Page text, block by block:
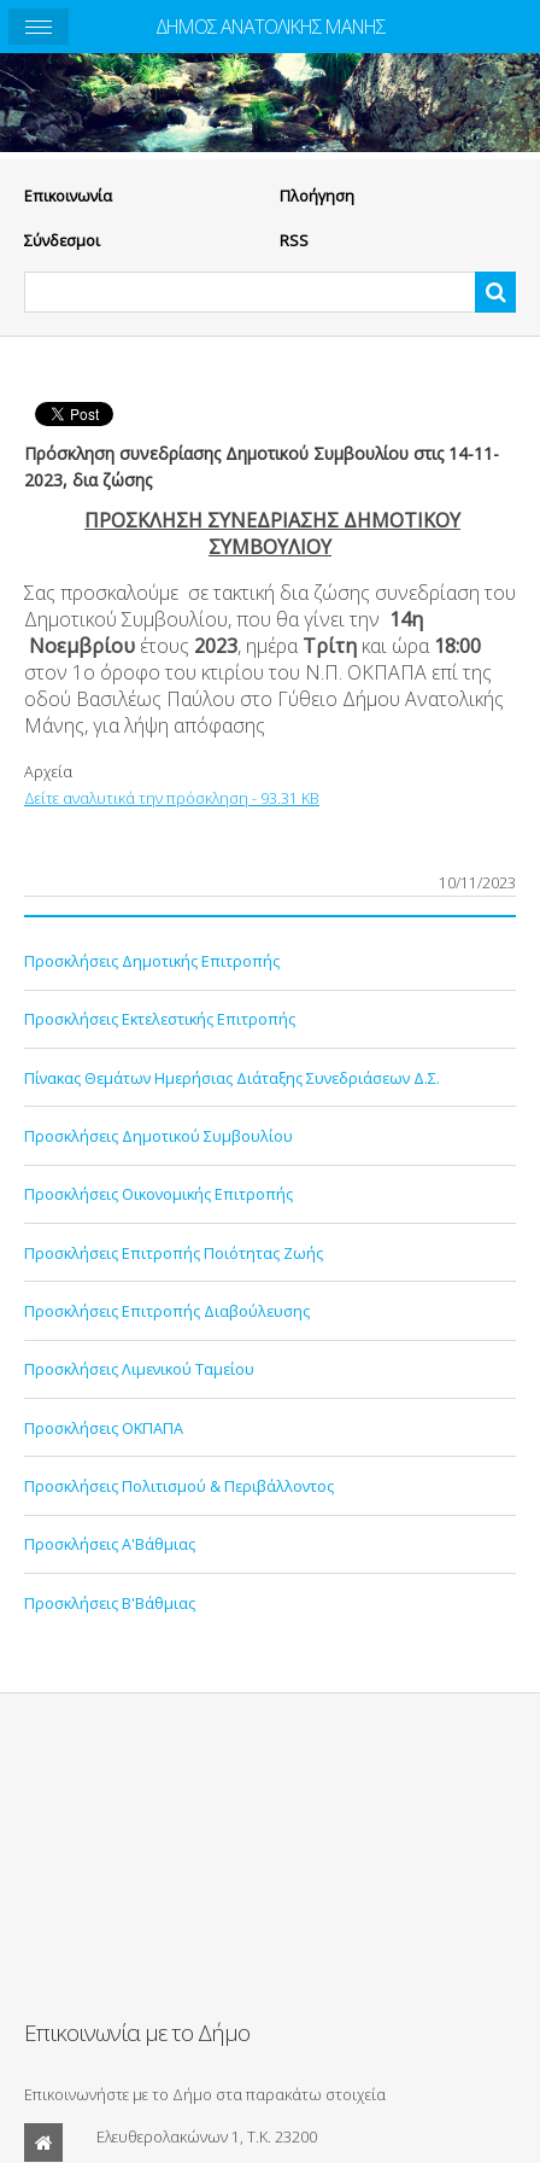
Eπικοινωνία Πλοήγηση
Σύνδεσμοι RSS
Πρόσκληση συνεδρίασης Δημοτικού Συμβουλίου στις 14-11-
2023, δια ζώσης
ΠΡΟΣΚΛΗΣΗ ΣΥΝΕΔΡΙΑΣΗΣ ΔΗΜΟΤΙΚΟΥ
ΣΥΜΒΟΥΛΙΟΥ
Σας προσκαλούμε σε τακτική δια ζώσης συνεδρίαση του
Δημοτικού Συμβουλίου, που θα γίνει την 14η
Νοεμβρίου έτους 2023, ημέρα Τρίτη και ώρα 18:00
στον 1ο όροφο του κτιρίου του Ν.Π. ΟΚΠΑΠΑ επί της
οδού Βασιλέως Παύλου στο Γύθειο Δήμου Ανατολικής
Μάνης, για λήψη απόφασης
Αρχεία
Δείτε αναλυτικά την πρόσκληση - 93.31 KB
10/11/2023
Προσκλήσεις Δημοτικής Επιτροπής
Προσκλήσεις Εκτελεστικής Επιτροπής
Πίνακας Θεμάτων Ημερήσιας Διάταξης Συνεδριάσεων Δ.Σ.
Προσκλήσεις Δημοτικού Συμβουλίου
Προσκλήσεις Οικονομικής Επιτροπής
Προσκλήσεις Επιτροπής Ποιότητας Ζωής
Προσκλήσεις Επιτροπής Διαβούλευσης
Προσκλήσεις Λιμενικού Ταμείου
Προσκλήσεις ΟΚΠΑΠΑ
Προσκλήσεις Πολιτισμού & Περιβάλλοντος
Προσκλήσεις Α'Βάθμιας
Προσκλήσεις Β'Βάθμιας
Επικοινωνία με το Δήμο
Επικοινωνήστε με το Δήμο στα παρακάτω στοιχεία
Ελευθερολακώνων 1, Τ.Κ. 23200
ΔΗΜΟΣ ΑΝΑΤΟΛΙΚΗΣ ΜΑΝΗΣ